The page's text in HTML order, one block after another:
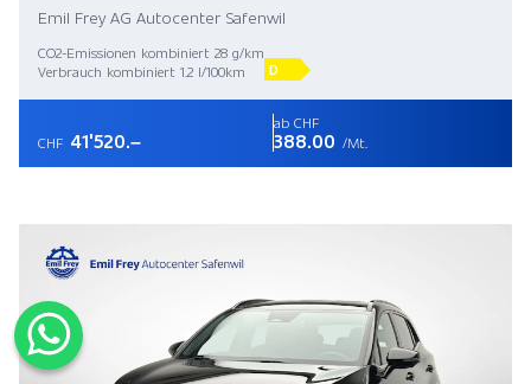
Emil Frey AG Autocenter Safenwil
CO2-Emissionen kombiniert 28 g/km
Verbrauch kombiniert 1.2 l/100km
D
CHF 41'520.–
ab CHF
388.00 /Mt.